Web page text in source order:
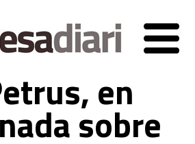
en
sobre